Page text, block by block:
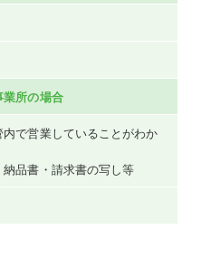
業所の場合
で営業していることがわか
納品書・請求書の写し等